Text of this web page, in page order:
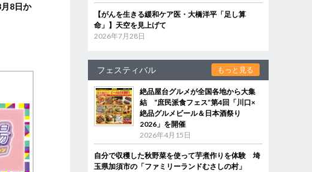
8日か
【がんを生きる緩和ケア医・大橋洋平「足し算
命」】天空を見上げて
2026年7月28日
フェスティバル もっと見る
絶品屋台グルメが全国各地から大集
結 “庶民派食フェス”第4回「川口×
絶品グルメビール＆日本酒祭り
2026」を開催
2026年4月15日
自分で収穫した秋野菜を使って芋煮作りを体験 埼
玉県加須市の「ファミリーランドむさしの村」